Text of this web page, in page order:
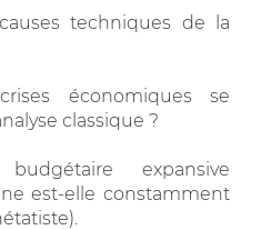
techniques de la
économiques se
classique ?
expansive
est-elle constamment